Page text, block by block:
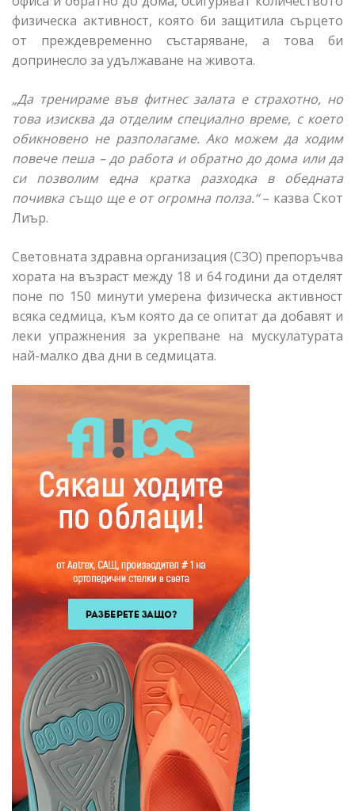
физическа активност, която би защитила сърцето
от преждевременно състаряване, а това би
допринесло за удължаване на живота.
„Да тренираме във фитнес залата е страхотно, но
това изисква да отделим специално време, с което
обикновено не разполагаме. Ако можем да ходим
повече пеша – до работа и обратно до дома или да
си позволим една кратка разходка в обедната
почивка също ще е от огромна полза.“– казва Скот
Лиър.
Световната здравна организация (СЗО) препоръчва
хората на възраст между 18 и 64 години да отделят
поне по 150 минути умерена физическа активност
всяка седмица, към която да се опитат да добавят и
леки упражнения за укрепване на мускулатурата
най-малко два дни в седмицата.